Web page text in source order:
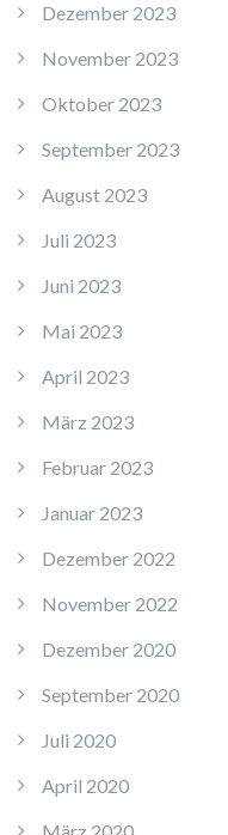
Dezember 2023
November 2023
Oktober 2023
September 2023
August 2023
Juli 2023
Juni 2023
Mai 2023
April 2023
März 2023
Februar 2023
Januar 2023
Dezember 2022
November 2022
Dezember 2020
September 2020
Juli 2020
April 2020